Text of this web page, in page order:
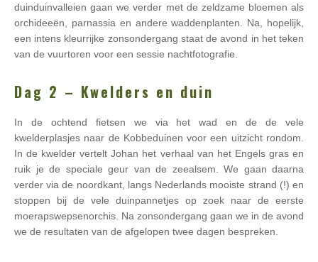
duinduinvalleien gaan we verder met de zeldzame bloemen als
orchideeën, parnassia en andere waddenplanten. Na, hopelijk,
een intens kleurrijke zonsondergang staat de avond in het teken
van de vuurtoren voor een sessie nachtfotografie.
Dag 2 – Kwelders en duin
In de ochtend fietsen we via het wad en de de vele
kwelderplasjes naar de Kobbeduinen voor een uitzicht rondom.
In de kwelder vertelt Johan het verhaal van het Engels gras en
ruik je de speciale geur van de zeealsem. We gaan daarna
verder via de noordkant, langs Nederlands mooiste strand (!) en
stoppen bij de vele duinpannetjes op zoek naar de eerste
moerapswepsenorchis. Na zonsondergang gaan we in de avond
we de resultaten van de afgelopen twee dagen bespreken.